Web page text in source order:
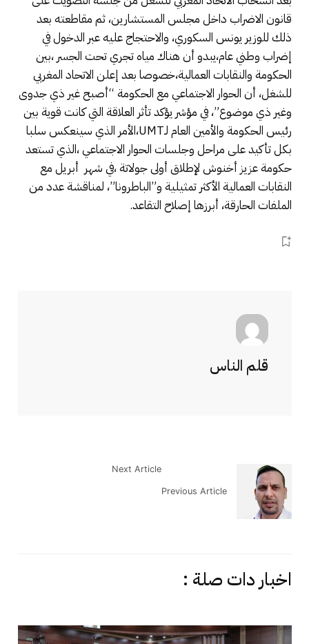
قانون الاضراب داخل مجلس المستشارين، ثم مقاطعته بعد
ذلك للوزير يونس السكوري، والاحتجاج عليه عبر الدخول في
إضراب وطني عام،يبدو أن هناك مياه تجري تحت الجسر ،بين
الحكومة والنقابات العمالية،خصوصا بعد إعلن الاتحاد المغربي
للشغل، أن الحوار الاجتماعي مع الحكومة “أصبح غير ذي جدوى
وغير ذي موضوع”، في مؤشر يؤكد تأثر العلاقة التي كانت قوية بين
رئيس الحكومة والأمين العام لـUMT،الأمر الذي سينعكس سلبا
بكل تأكيد على مراحل وجلسات الحوار الاجتماعي ،الذي تستعد
حكومة عزيز أخنوش لإطلاق أولى جولاتة ،في شهر أبريل مع
النقابات العمالية الأكثر تمثيلية و”الباطرونا”، لمناقشة عدد من
الملفات الحارقة، أبرزها إصلاح التقاعد.
قلم الناس
Previous Article
Next Article
اخبار دات صلة :